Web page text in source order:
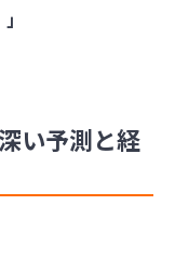
い予測と経